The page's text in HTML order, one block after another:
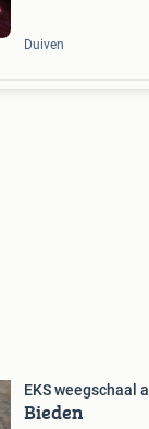
Duiven
EKS weegschaal
Bieden